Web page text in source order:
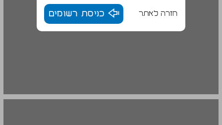
חזרה לאתר כניסת רשומים